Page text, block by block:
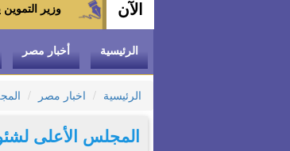
الآن
وزير التموين يوجه بتخفيض سعر الدواجن المجمدة إلى 100
الرئيسية أخبار مصر
الرئيسية اخبار مصر
المجلس الأعلى